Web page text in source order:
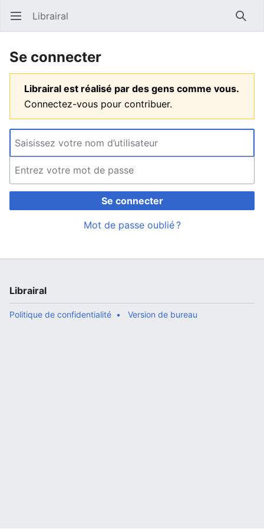
Ouvrir le menu principal Librairal
Se connecter
Librairal est réalisé par des gens comme vous.
Connectez-vous pour contribuer.
Se connecter
Mot de passe oublié ?
Librairal
Politique de confidentialité Version de bureau